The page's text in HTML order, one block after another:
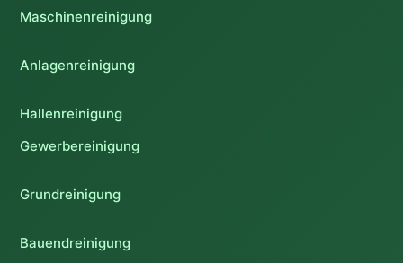
Maschinenreinigung
Anlagenreinigung
Hallenreinigung
Gewerbereinigung
Grundreinigung
Bauendreinigung